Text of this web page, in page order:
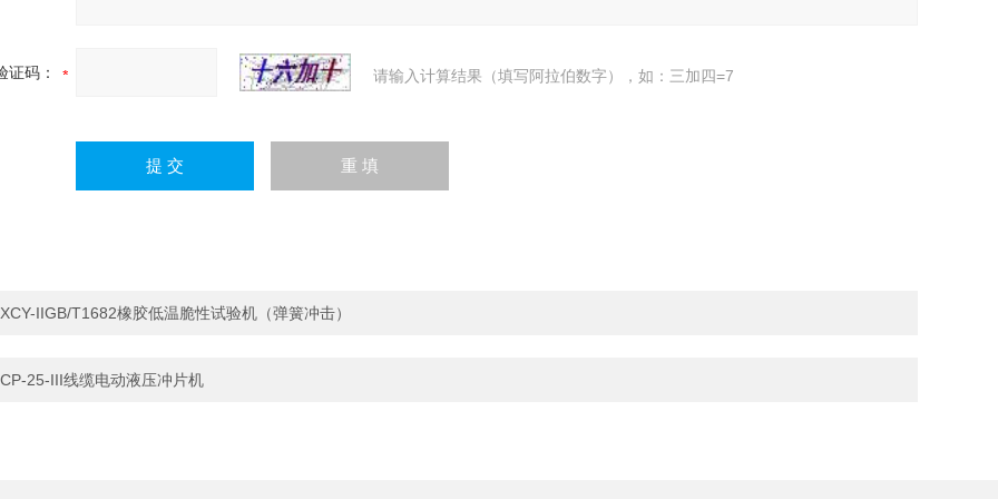
证码： 请输入计算结果（填写阿拉伯数字），如：三加四=7
XCY-IIGB/T1682橡胶低温脆性试验机（弹簧冲击）
CP-25-III线缆电动液压冲片机